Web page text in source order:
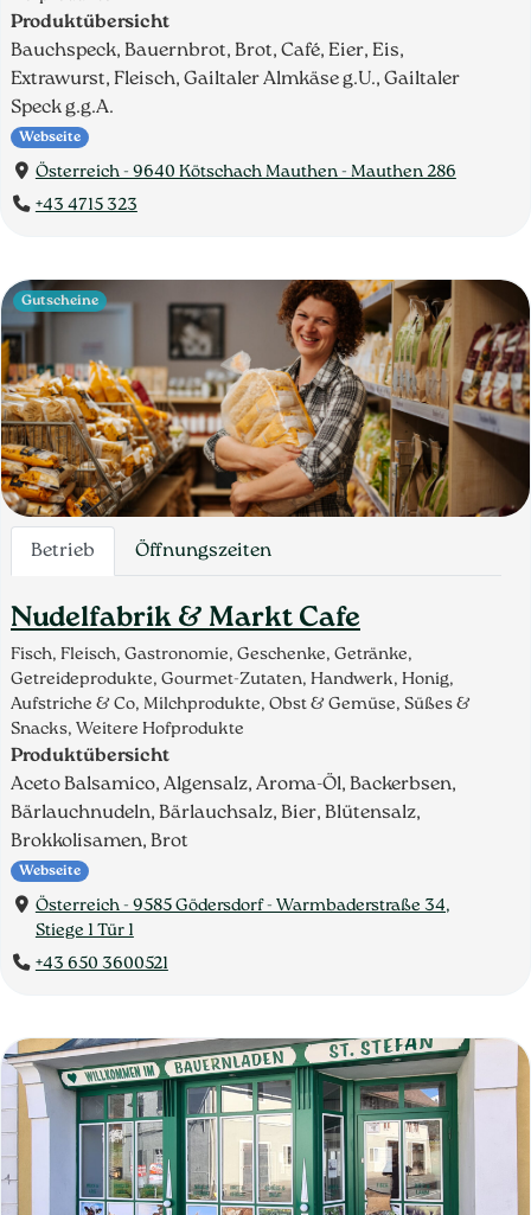
Produktübersicht
Bauchspeck, Bauernbrot, Brot, Café, Eier, Eis,
Extrawurst, Fleisch, Gailtaler Almkäse g.U., Gailtaler
Speck g.g.A.
Webseite
Österreich - 9640 Kötschach Mauthen - Mauthen 286
+43 4715 323
Betrieb Öffnungszeiten
Nudelfabrik & Markt Cafe
Fisch, Fleisch, Gastronomie, Geschenke, Getränke,
Getreideprodukte, Gourmet-Zutaten, Handwerk, Honig,
Aufstriche & Co, Milchprodukte, Obst & Gemüse, Süßes &
Snacks, Weitere Hofprodukte
Produktübersicht
Aceto Balsamico, Algensalz, Aroma-Öl, Backerbsen,
Bärlauchnudeln, Bärlauchsalz, Bier, Blütensalz,
Brokkolisamen, Brot
Webseite
Österreich - 9585 Gödersdorf - Warmbaderstraße 34,
Stiege 1 Tür 1
+43 650 3600521
Gutscheine